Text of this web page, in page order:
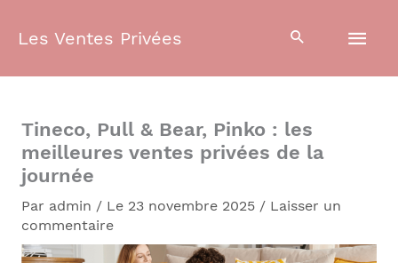
Les Ventes Privées
Tineco, Pull & Bear, Pinko : les
meilleures ventes privées de la
journée
Par admin / Le 23 novembre 2025 / Laisser un
commentaire